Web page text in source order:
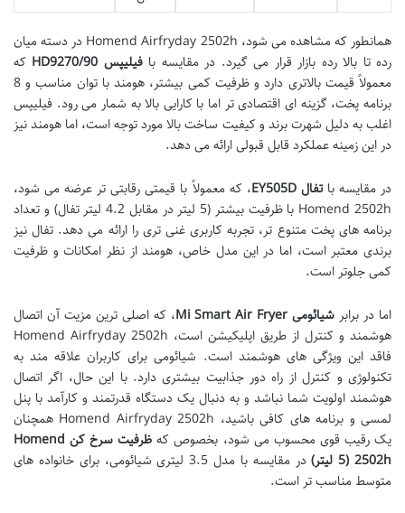
همانطور که مشاهده می شود، Homend Airfryday 2502h در دسته میان
رده تا بالا رده بازار قرار می گیرد. در مقایسه بافیلیپس HD9270/90
که
معمولاً قیمت بالاتری دارد و ظرفیت کمی بیشتر، هومند با توان مناسب و 8
برنامه پخت، گزینه ای اقتصادی تر اما با کارایی بالا به شمار می رود. فیلیپس
اغلب به دلیل شهرت برند و کیفیت ساخت بالا مورد توجه است، اما هومند نیز
در این زمینه عملکرد قابل قبولی ارائه می دهد.
در مقایسه باتفال EY505D
، که معمولاً با قیمتی رقابتی تر عرضه می شود،
Homend 2502h با ظرفیت بیشتر (5 لیتر در مقابل 4.2 لیتر تفال) و تعداد
برنامه های پخت متنوع تر، تجربه کاربری غنی تری را ارائه می دهد. تفال نیز
برندی معتبر است، اما در این مدل خاص، هومند از نظر امکانات و ظرفیت
کمی جلوتر است.
اما در برابر شیائومی Mi Smart Air Fryer
، که اصلی ترین مزیت آن اتصال
هوشمند و کنترل از طریق اپلیکیشن است، Homend Airfryday 2502h
فاقد این ویژگی های هوشمند است. شیائومی برای کاربران علاقه مند به
تکنولوژی و کنترل از راه دور جذابیت بیشتری دارد. با این حال، اگر اتصال
هوشمند اولویت شما نباشد و به دنبال یک دستگاه قدرتمند و کارآمد با پنل
لمسی و برنامه های کافی باشید، Homend Airfryday 2502h همچنان
یک رقیب قوی محسوب می شود، بخصوص که
ظرفیت سرخ کن Homend
2502h (5 لیتر)
در مقایسه با مدل 3.5 لیتری شیائومی، برای خانواده های
متوسط مناسب تر است.